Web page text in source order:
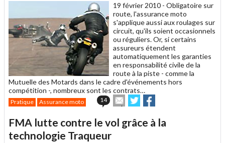
19 février 2010 - Obligatoire sur
route, l'assurance moto
s'applique aussi aux roulages sur
circuit, qu'ils soient occasionnels
ou réguliers. Or, si certains
assureurs étendent
automatiquement les garanties
en responsabilité civile de la
route à la piste - comme la
Mutuelle des Motards dans le cadre d'événements hors
compétition -, nombreux sont les contrats…
Pratique Assurance moto 14
Envoyer
cet
à
Partager
sur sur
FMA lutte contre le vol grâce à la
technologie Traqueur